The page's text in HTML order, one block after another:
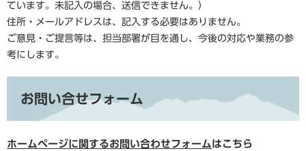
ています。未記入の場合、送信できません。）
住所・メールアドレスは、記入する必要はありません。
ご意見・ご提言等は、担当部署が目を通し、今後の対応や業務の参
考にします。
お問い合せフォーム
ホームページに関するお問い合わせフォームはこちら